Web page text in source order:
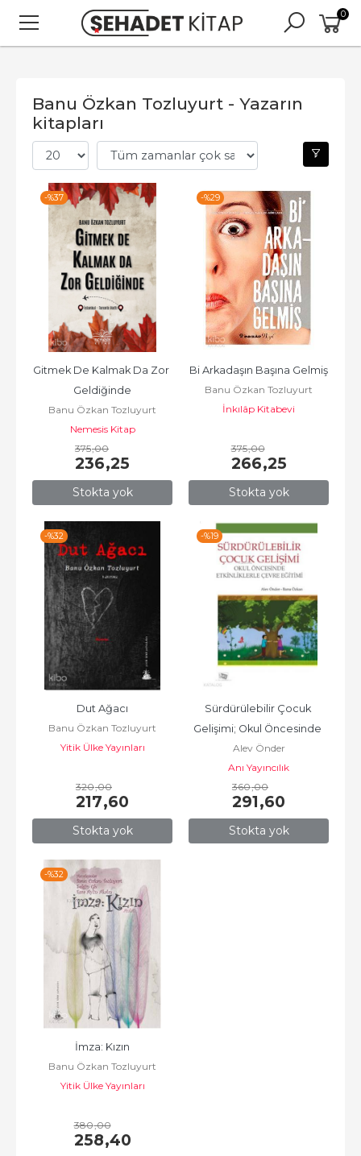
0
Banu Özkan Tozluyurt - Yazarın
kitapları
-%37
Stokta yok
Gitmek De Kalmak Da Zor
Geldiğinde
Banu Özkan Tozluyurt
Nemesis Kitap
375,00
236,25
-%29
Stokta yok
Bi Arkadaşın Başına Gelmiş
Banu Özkan Tozluyurt
İnkılâp Kitabevi
375,00
266,25
-%32
Stokta yok
Dut Ağacı
Banu Özkan Tozluyurt
Yitik Ülke Yayınları
320,00
217,60
-%19
Stokta yok
Sürdürülebilir Çocuk
Gelişimi; Okul Öncesinde
Etkinliklerle Çevre Eğitimi
Alev Önder
Anı Yayıncılık
360,00
291,60
-%32
İmza: Kızın
Banu Özkan Tozluyurt
Yitik Ülke Yayınları
380,00
258,40